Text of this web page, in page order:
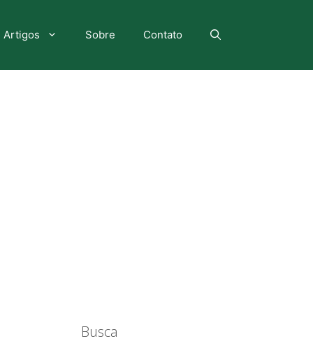
Artigos Sobre Contato
Busca